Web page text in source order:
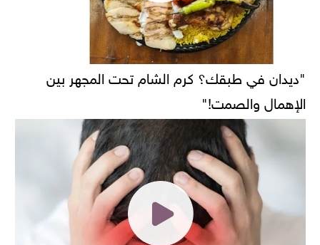
"ديدان في طبقك؟ كرم الشام تحت المجهر بين
الإهمال والصمت!"